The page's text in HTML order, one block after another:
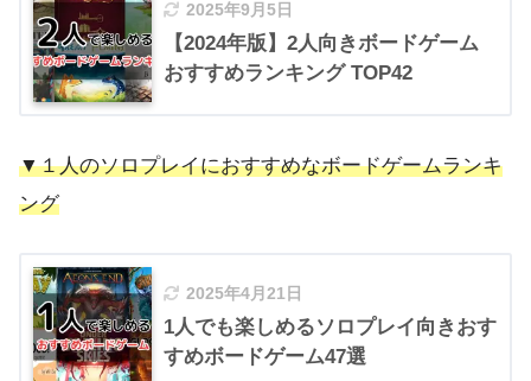
2025年9月5日
【2024年版】2人向きボードゲーム
おすすめランキング TOP42
▼１人のソロプレイにおすすめなボードゲームランキ
ング
2025年4月21日
1人でも楽しめるソロプレイ向きおす
すめボードゲーム47選